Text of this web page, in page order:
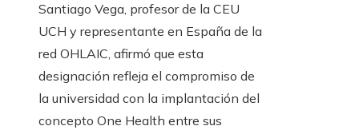
Santiago Vega, profesor de la CEU
UCH y representante en España de la
red OHLAIC, afirmó que esta
designación refleja el compromiso de
la universidad con la implantación del
concepto One Health entre sus